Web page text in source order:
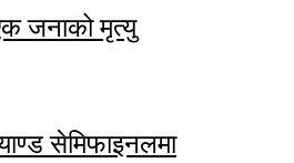
जनाको मृत्यु
सेमिफाइनलमा